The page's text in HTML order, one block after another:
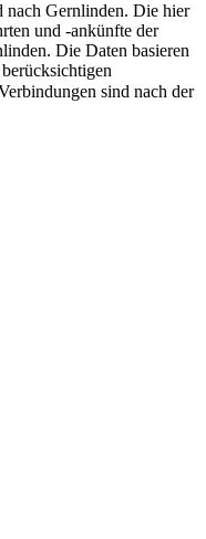
nach Gernlinden. Die hier
und -ankünfte der
Die Daten basieren
sind nach der